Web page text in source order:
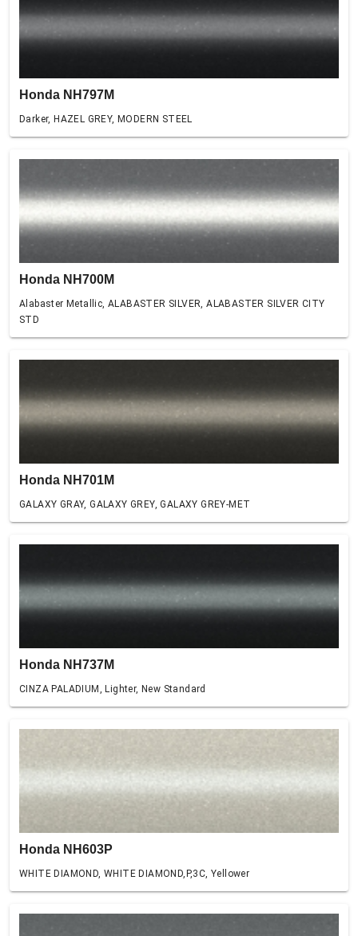
Honda NH797M
Darker, HAZEL GREY, MODERN STEEL
Honda NH700M
Alabaster Metallic, ALABASTER SILVER, ALABASTER SILVER CITY
STD
Honda NH701M
GALAXY GRAY, GALAXY GREY, GALAXY GREY-MET
Honda NH737M
CINZA PALADIUM, Lighter, New Standard
Honda NH603P
WHITE DIAMOND, WHITE DIAMOND,P,3C, Yellower